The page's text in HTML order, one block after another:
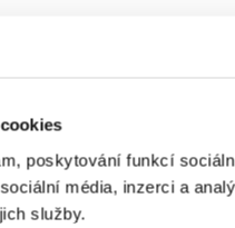
poskytování funkcí
média, inzerci a
služby.